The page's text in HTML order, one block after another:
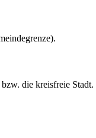
die kreisfreie Stadt.